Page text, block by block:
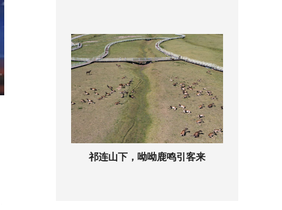
祁连山下，呦呦鹿鸣引客来